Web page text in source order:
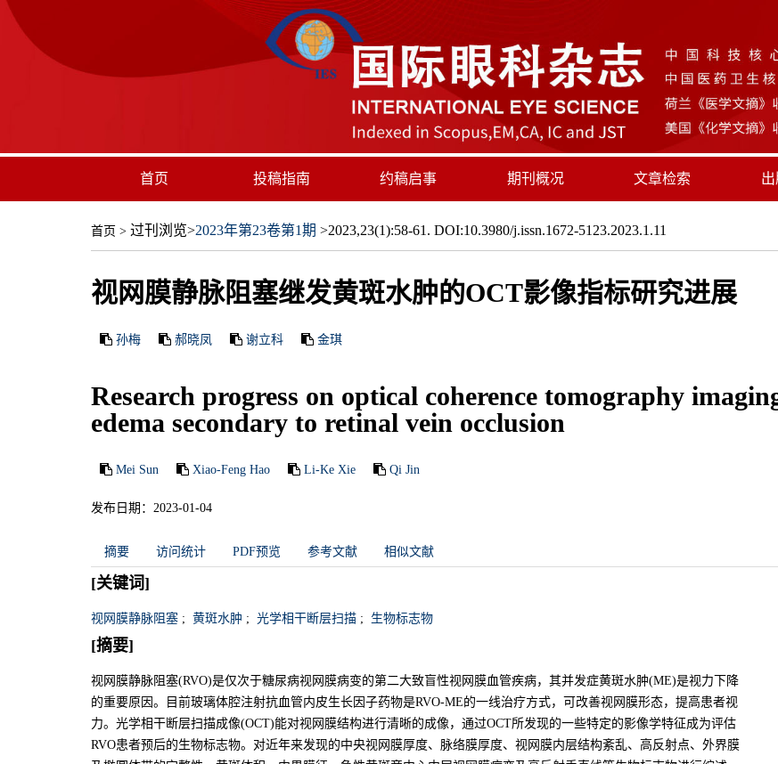
首页 投稿指南 约稿启事 期刊概况 文章检索
首页 > 过刊浏览>2023年第23卷第1期 >2023,23(1):58-61. DOI:10.3980/j.issn.1672-5123.2023.1.11
视网膜静脉阻塞继发黄斑水肿的OCT影像指标研究进展
孙梅 郝晓凤 谢立科 金琪
Research progress on optical coherence tomography
edema secondary to retinal vein occlusion
Mei Sun Xiao-Feng Hao Li-Ke Xie Qi Jin
发布日期：2023-01-04
摘要 访问统计 PDF预览 参考文献 相似文献
[关键词]
视网膜静脉阻塞 ; 黄斑水肿 ; 光学相干断层扫描 ; 生物标志物
[摘要]
视网膜静脉阻塞(RVO)是仅次于糖尿病视网膜病变的第二大致盲性视网膜血管疾病，其并发症黄斑水肿(ME)是视力下降
的重要原因。目前玻璃体腔注射抗血管内皮生长因子药物是RVO-ME的一线治疗方式，可改善视网膜形态，提高患者视
力。光学相干断层扫描成像(OCT)能对视网膜结构进行清晰的成像，通过OCT所发现的一些特定的影像学特征成为评估
RVO患者预后的生物标志物。对近年来发现的中央视网膜厚度、脉络膜厚度、视网膜内层结构紊乱、高反射点、外界膜